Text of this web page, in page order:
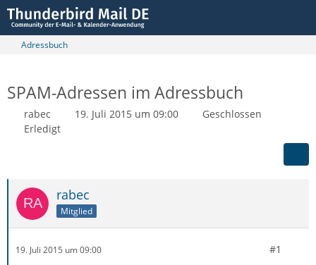
Adressbuch
SPAM-Adressen im Adressbuch
rabec 19. Juli 2015 um 09:00
Geschlossen
Erledigt
rabec
Mitglied
19. Juli 2015 um 09:00 #1